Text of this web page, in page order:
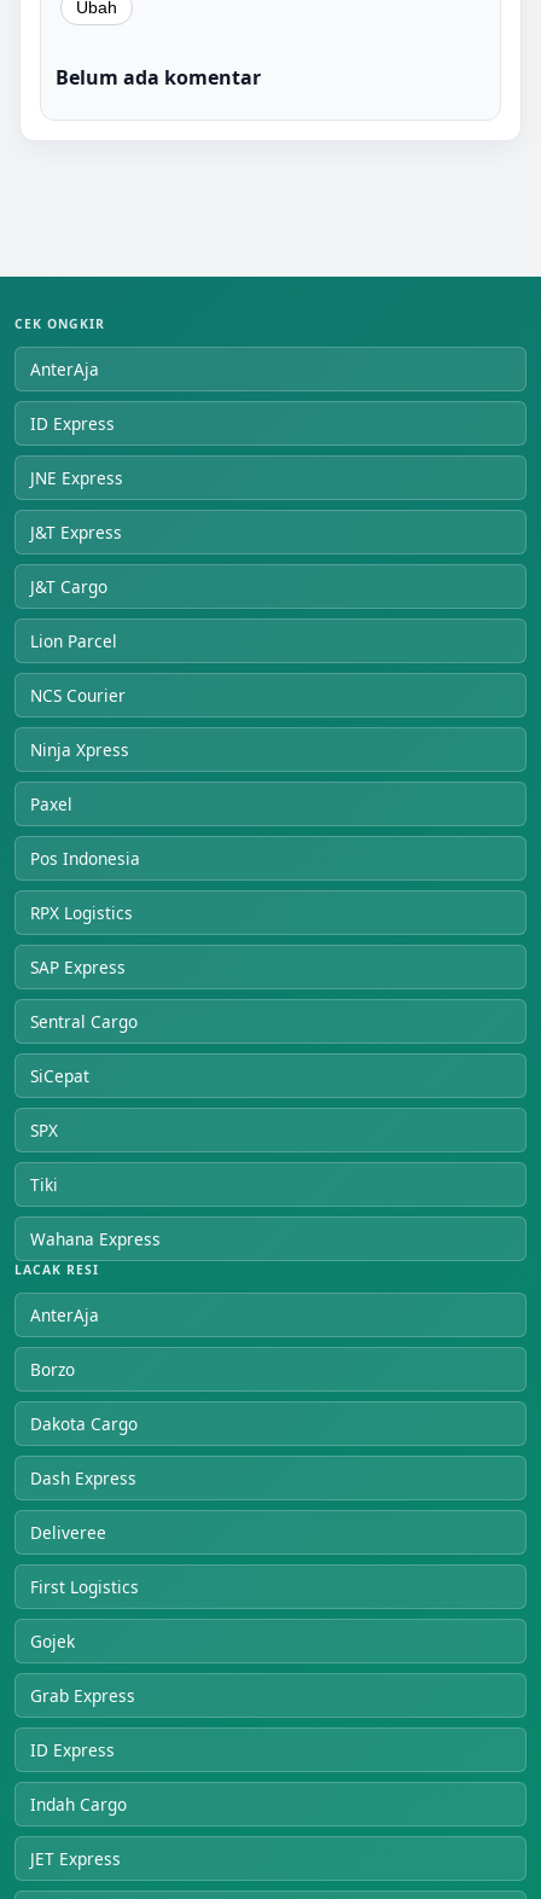
Belum ada komentar
CEK ONGKIR
AnterAja
ID Express
JNE Express
J&T Express
J&T Cargo
Lion Parcel
NCS Courier
Ninja Xpress
Paxel
Pos Indonesia
RPX Logistics
SAP Express
Sentral Cargo
SiCepat
SPX
Tiki
Wahana Express
LACAK RESI
AnterAja
Borzo
Dakota Cargo
Dash Express
Deliveree
First Logistics
Gojek
Grab Express
ID Express
Indah Cargo
JET Express